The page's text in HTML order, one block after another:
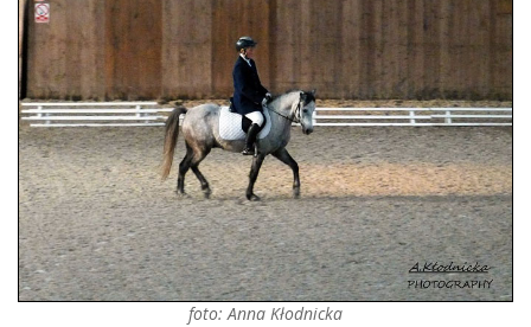
foto: Anna Kłodnicka